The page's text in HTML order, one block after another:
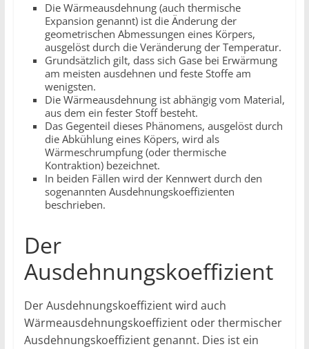
Die Wärmeausdehnung (auch thermische
Expansion genannt) ist die Änderung der
geometrischen Abmessungen eines Körpers,
ausgelöst durch die Veränderung der Temperatur.
Grundsätzlich gilt, dass sich Gase bei Erwärmung
am meisten ausdehnen und feste Stoffe am
wenigsten.
Die Wärmeausdehnung ist abhängig vom Material,
aus dem ein fester Stoff besteht.
Das Gegenteil dieses Phänomens, ausgelöst durch
die Abkühlung eines Köpers, wird als
Wärmeschrumpfung (oder thermische
Kontraktion) bezeichnet.
In beiden Fällen wird der Kennwert durch den
sogenannten Ausdehnungskoeffizienten
beschrieben.
Der
Ausdehnungskoeffizient
Der Ausdehnungskoeffizient wird auch
Wärmeausdehnungskoeffizient oder thermischer
Ausdehnungskoeffizient genannt. Dies ist ein